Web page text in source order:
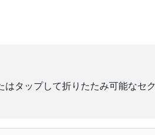
タップして折りたたみ可能なセク